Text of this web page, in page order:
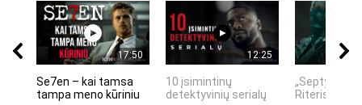
17:50
Se7en – kai tamsa
tampa meno kūriniu
12:25
10 įsimintinų
detektyvinių serialų
„Septynių
Riteris" – kai